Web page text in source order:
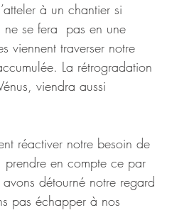
à un chantier si
se fera  pas en une
viennent traverser notre
La rétrogradation
viendra aussi
réactiver notre besoin de
prendre en compte ce par
détourné notre regard
pas échapper à nos